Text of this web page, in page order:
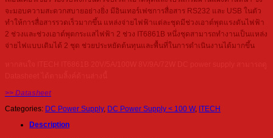
จะมอบความสะดวกสบายอย่างยิ่ง มีอินเทอร์เฟซการสื่อสาร RS232 และ USB ในตัว
ทำให้การสื่อสารรวดเร็วมากขึ้น แหล่งจ่ายไฟฟ้าแต่ละชุดมีช่วงเอาต์พุตแรงดันไฟฟ้า
2 ช่วงและช่วงเอาต์พุตกระแสไฟฟ้า 2 ช่วง IT6861B หนึ่งชุดสามารถทำงานเป็นแหล่ง
จ่ายไฟแบบเดิมได้ 2 ชุด ช่วยประหยัดต้นทุนและพื้นที่ในการดำเนินงานได้มากขึ้น
>> Datasheet
Categories: DC Power Supply, DC Power Supply < 100 W, ITECH
Description